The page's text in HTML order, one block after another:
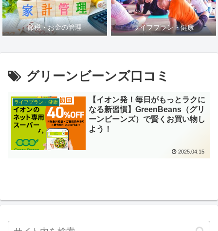
節税・お金の管理 ライフプラン・健康
グリーンビーンズ口コミ
ライフプラン・健康
【イオン発！毎日がもっとラクに
なる新習慣】GreenBeans（グリ
ーンビーンズ）で賢くお買い物し
よう！
2025.04.15